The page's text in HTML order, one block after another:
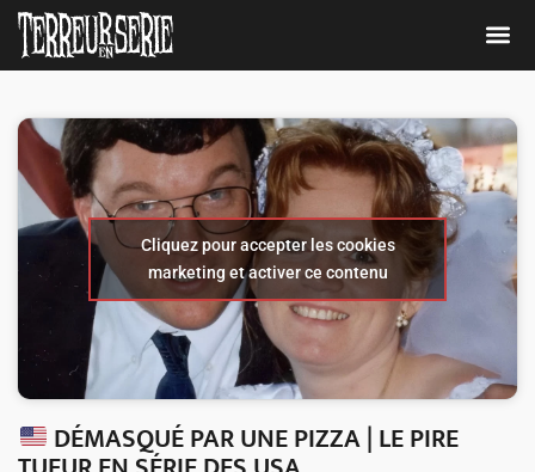
Cliquez pour accepter les cookies
marketing et activer ce contenu
DÉMASQUÉ PAR UNE PIZZA | LE PIRE